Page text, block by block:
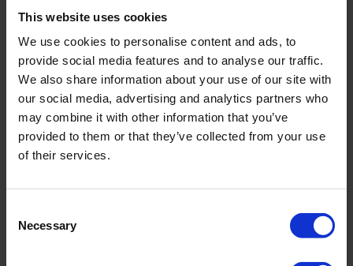
This website uses cookies
We use cookies to personalise content and ads, to
provide social media features and to analyse our traffic.
We also share information about your use of our site with
our social media, advertising and analytics partners who
may combine it with other information that you’ve
provided to them or that they’ve collected from your use
of their services.
Selection
Necessary
die Silhouette zu tragen – nicht zu betonen.
Black Luxe – reines, mattes Schwarz, das Form und Handwerk in den
Integrierter Bügel für optimalen Halt
Art.-Nr.: 5183_716_807
Material & Pflege:
Oberstoff: 75% Polyamid,25% Elasthan